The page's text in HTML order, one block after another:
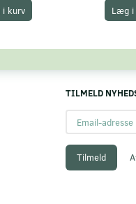
kurv Læg i
TILMELD
adresse
Tilmeld